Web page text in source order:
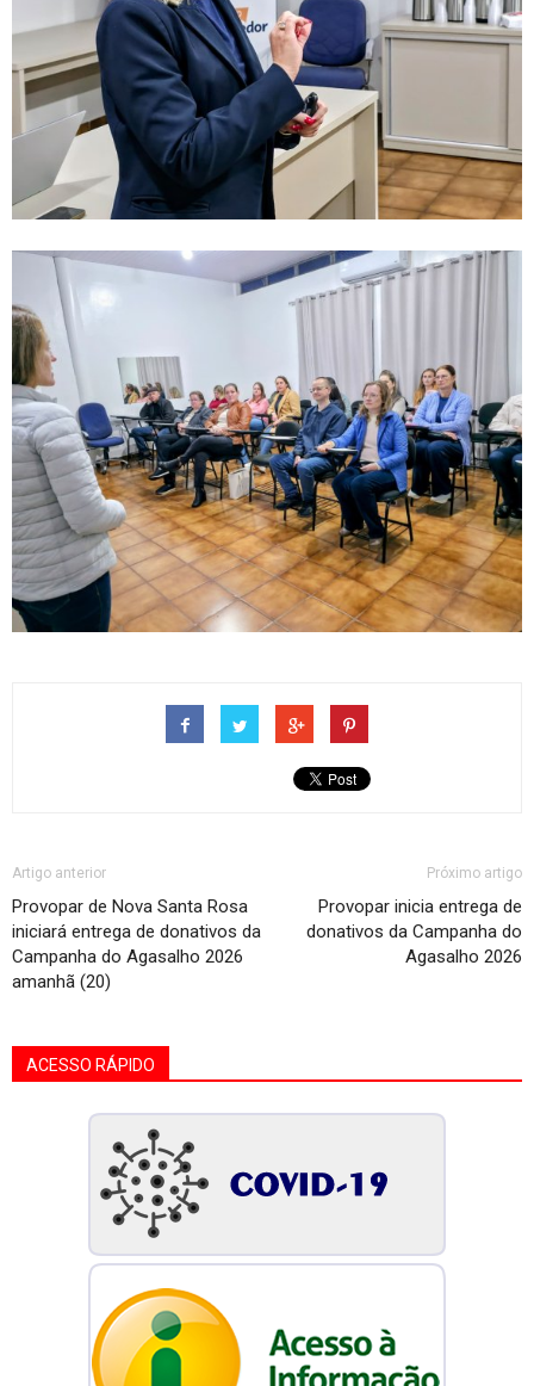
Artigo anterior
Provopar de Nova Santa Rosa
iniciará entrega de donativos da
Campanha do Agasalho 2026
amanhã (20)
Próximo artigo
Provopar inicia entrega de
donativos da Campanha do
Agasalho 2026
ACESSO RÁPIDO